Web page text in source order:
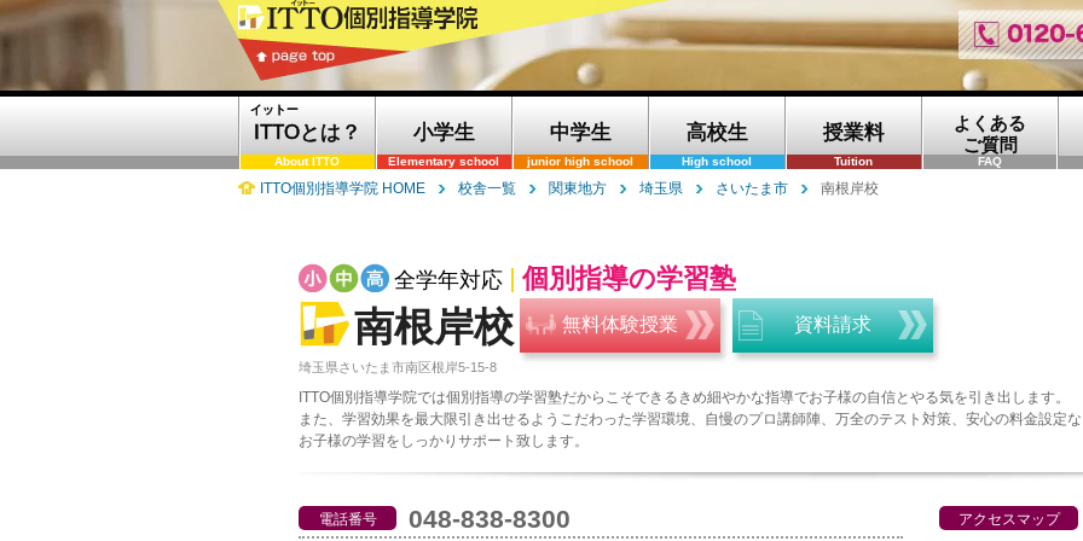
イットー
ITTOとは？
About ITTO
小学生
Elementary school
中学生
junior high school
高校生
High school
授業料
Tuition
よくある
ご質問
FAQ
ITTO個別指導学院 HOME 校舎一覧 関東地方 埼玉県 さいたま市 南根岸校
全学年対応 個別指導の学習塾
南根岸校 無料体験授業 資料請求
埼玉県さいたま市南区根岸5-15-8
ITTO個別指導学院では個別指導の学習塾だからこそできるきめ細やかな指導でお子様の自信とやる気を引き出します。
また、学習効果を最大限引き出せるようこだわった学習環境、自慢のプロ講師陣、万全のテスト対策、安心の料金設定
お子様の学習をしっかりサポート致します。
電話番号 048-838-8300 アクセスマップ